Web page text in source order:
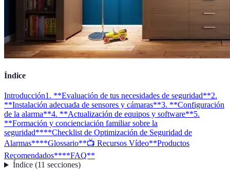
Índice
Introducción1. **Evaluación de tus necesidades de seguridad**2.
**Instalación adecuada de sensores y cámaras**3. **Configuración
de la alarma**4. **Actualización de equipos y software**5.
**Formación y concienciación familiar sobre la
seguridad****Checklist de Optimización de Seguridad de
Alarmas****Glossario**📺 Recursos Vídeo**Productos
Recomendados****FAQ**
Índice(11 secciones)